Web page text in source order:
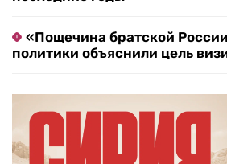
«Пощечина братской
политики объяснили цель